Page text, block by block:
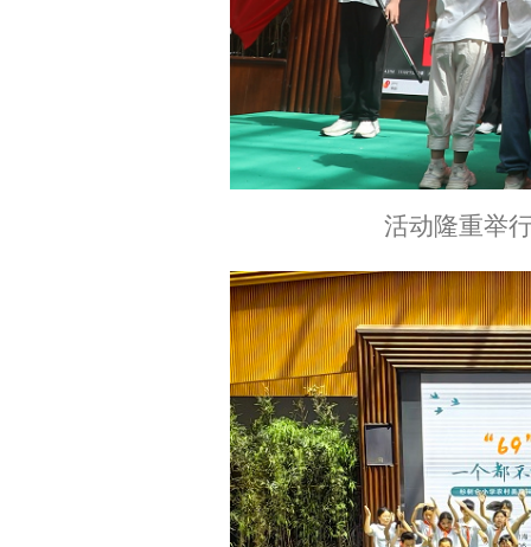
活动隆重举